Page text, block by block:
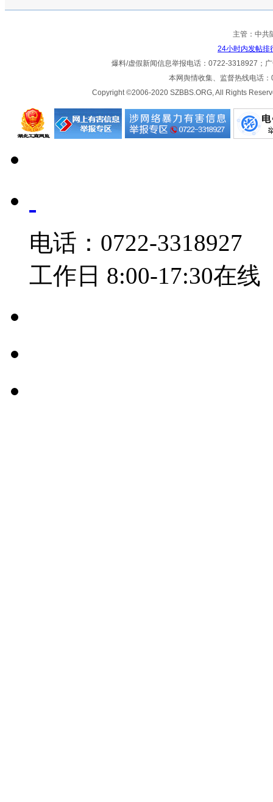
主管：中
24小时内发帖排
爆料/虚假新闻信息举报电话：0722-3318927；
本网舆情收集、监督热线电话
Copyright ©2006-2020 SZBBS.ORG, All Rights
电话：0722-3318927
工作日 8:00-17:30在线